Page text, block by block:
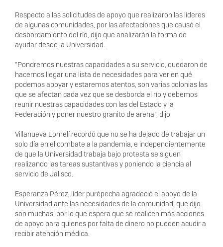
Respecto a las solicitudes de apoyo que realizaron las líderes
de algunas comunidades, por las afectaciones que causó el
desbordamiento del río, dijo que analizarán la forma de
ayudar desde la Universidad.
“Pondremos nuestras capacidades a su servicio, quedaron de
hacernos llegar una lista de necesidades para ver en qué
podemos apoyar y estaremos atentos, son varias colonias las
que se afectan cada vez que se desborda el río y debemos
reunir nuestras capacidades con las del Estado y la
Federación y poner nuestro granito de arena”, dijo.
Villanueva Lomelí recordó que no se ha dejado de trabajar un
solo día en el combate a la pandemia, e independientemente
de que la Universidad trabaja bajo protesta se siguen
realizando las tareas sustantivas y poniendo la ciencia al
servicio de Jalisco.
Esperanza Pérez, líder purépecha agradeció el apoyo de la
Universidad ante las necesidades de la comunidad, que dijo
son muchas, por lo que espera que se realicen más acciones
de apoyo para quienes por falta de dinero no pueden acudir a
recibir atención médica.